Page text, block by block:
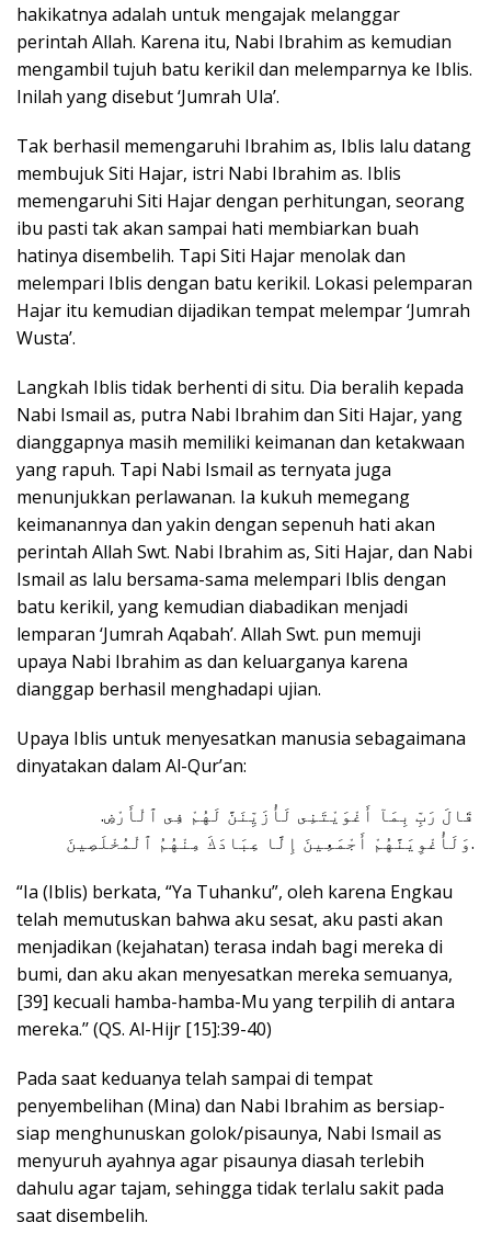
hakikatnya adalah untuk mengajak melanggar
perintah Allah. Karena itu, Nabi Ibrahim as kemudian
mengambil tujuh batu kerikil dan melemparnya ke Iblis.
Inilah yang disebut ‘Jumrah Ula’.
Tak berhasil memengaruhi Ibrahim as, Iblis lalu datang
membujuk Siti Hajar, istri Nabi Ibrahim as. Iblis
memengaruhi Siti Hajar dengan perhitungan, seorang
ibu pasti tak akan sampai hati membiarkan buah
hatinya disembelih. Tapi Siti Hajar menolak dan
melempari Iblis dengan batu kerikil. Lokasi pelemparan
Hajar itu kemudian dijadikan tempat melempar ‘Jumrah
Wusta’.
Langkah Iblis tidak berhenti di situ. Dia beralih kepada
Nabi Ismail as, putra Nabi Ibrahim dan Siti Hajar, yang
dianggapnya masih memiliki keimanan dan ketakwaan
yang rapuh. Tapi Nabi Ismail as ternyata juga
menunjukkan perlawanan. Ia kukuh memegang
keimanannya dan yakin dengan sepenuh hati akan
perintah Allah Swt. Nabi Ibrahim as, Siti Hajar, dan Nabi
Ismail as lalu bersama-sama melempari Iblis dengan
batu kerikil, yang kemudian diabadikan menjadi
lemparan ‘Jumrah Aqabah’. Allah Swt. pun memuji
upaya Nabi Ibrahim as dan keluarganya karena
dianggap berhasil menghadapi ujian.
Upaya Iblis untuk menyesatkan manusia sebagaimana
dinyatakan dalam Al-Qur’an:
.قَالَ رَبِّ بِمَآ أَغْوَيْتَنِى لَأُزَيِّنَنَّ لَهُمْ فِى ٱلْأَرْضِ
وَلَأُغْوِيَنَّهُمْ أَجْمَعِينَ إِلَّا عِبَادَكَ مِنْهُمُ ٱلْمُخْلَصِينَ.
“Ia (Iblis) berkata, “Ya Tuhanku”, oleh karena Engkau
telah memutuskan bahwa aku sesat, aku pasti akan
menjadikan (kejahatan) terasa indah bagi mereka di
bumi, dan aku akan menyesatkan mereka semuanya,
[39] kecuali hamba-hamba-Mu yang terpilih di antara
mereka.’’ (QS. Al-Hijr [15]:39-40)
Pada saat keduanya telah sampai di tempat
penyembelihan (Mina) dan Nabi Ibrahim as bersiap-
siap menghunuskan golok/pisaunya, Nabi Ismail as
menyuruh ayahnya agar pisaunya diasah terlebih
dahulu agar tajam, sehingga tidak terlalu sakit pada
saat disembelih.